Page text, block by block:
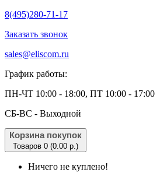
8(495)280-71-17
Заказать звонок
sales@eliscom.ru
График работы:
ПН-ЧТ 10:00 - 18:00, ПТ 10:00 - 17:00
CБ-ВС - Выходной
Корзина покупок
Товаров 0 (0.00 р.)
Ничего не куплено!